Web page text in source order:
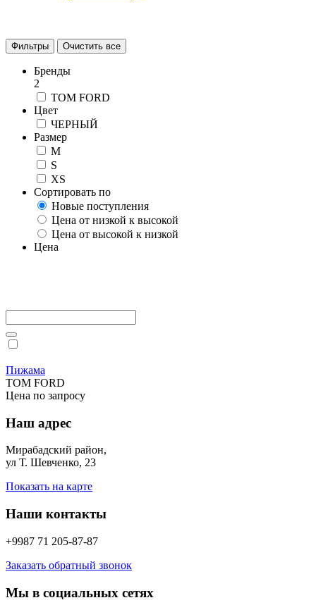
Фильтры Очистить все
Бренды
2
TOM FORD
Цвет
ЧЕРНЫЙ
Размер
M
S
XS
Сортировать по
Новые поступления
Цена от низкой к высокой
Цена от высокой к низкой
Цена
Пижама
TOM FORD
Цена по запросу
Наш адрес
Мирабадский район,
ул Т. Шевченко, 23
Показать на карте
Наши контакты
+9987 71 205-87-87
Заказать обратный звонок
Мы в социальных сетях